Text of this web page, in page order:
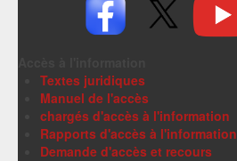
Textes juridiques
Manuel de l'accès
chargés d'accès à l'information
Rapports d'accès à l'information
Demande d'accès et recours